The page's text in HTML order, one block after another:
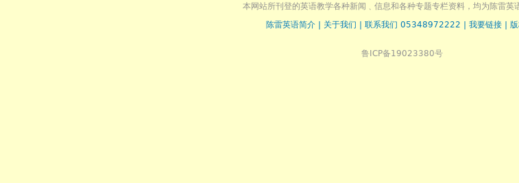
本网站所刊登的英语教学各种新闻﹑信息和各种专题专栏资料，均为陈雷英
陈雷英语简介
关于我们 联系我们 05348972222 我要链接
鲁ICP备19023380号